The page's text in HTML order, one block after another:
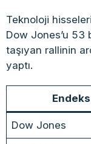
Teknoloji
Dow Jones’u
taşıyan rallinin
yaptı.
Endeks
Dow Jones